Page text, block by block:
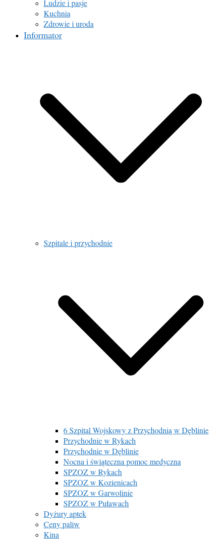
Ludzie i pasje
Kuchnia
Zdrowie i uroda
Informator
Szpitale i przychodnie
6 Szpital Wojskowy z Przychodnią w Dęblinie
Przychodnie w Rykach
Przychodnie w Dęblinie
Nocna i świąteczna pomoc medyczna
SPZOZ w Rykach
SPZOZ w Kozienicach
SPZOZ w Garwolinie
SPZOZ w Puławach
Dyżury aptek
Ceny paliw
Kina